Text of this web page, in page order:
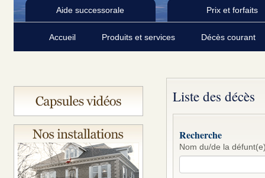
Aide successorale Prix et forfaits
Accueil Produits et services Décès courant
Liste des décès
Recherche
Nom du/de la